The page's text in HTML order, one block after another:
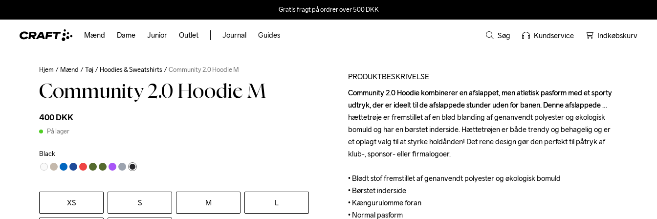
Gratis fragt på ordrer over 500 DKK
Mænd Dame Junior Outlet Journal Guides Søg Kundservice Indkøbskurv
Hjem Mænd Tøj Hoodies & Sweatshirts Community 2.0 Hoodie M
Community 2.0 Hoodie M
400 DKK
På lager
Black
XS S M L
PRODUKTBESKRIVELSE
Community 2.0 Hoodie kombinerer en afslappet, men atletisk pasform med et sporty
udtryk, der er ideelt til de afslappede stunder uden for banen. Denne afslappede
hættetrøje er fremstillet af en blød blanding af genanvendt polyester og økologisk
bomuld og har en børstet inderside. Hættetrøjen er både trendy og behagelig og er
et oplagt valg til at styrke holdånden! Det rene design gør den perfekt til påtryk af
klub-, sponsor- eller firmalogoer.
• Blødt stof fremstillet af genanvendt polyester og økologisk bomuld
• Børstet inderside
• Kængurulomme foran
• Normal pasform
Community 2.0 Hoodie kombinerer en afslappet, men atletisk pasform med et sporty
udtryk, der er ideelt til de afslappede stunder uden for banen. Denne afslappede
hættetrøje er fremstillet af en blød blanding af genanvendt polyester og økologisk
bomuld og har en børstet inderside. Hættetrøjen er både trendy og behagelig og er
et oplagt valg til at styrke holdånden! Det rene design gør den perfekt til påtryk af
klub-, sponsor- eller firmalogoer.
• Blødt stof fremstillet af genanvendt polyester og økologisk bomuld
• Børstet inderside
• Kængurulomme foran
• Normal pasform